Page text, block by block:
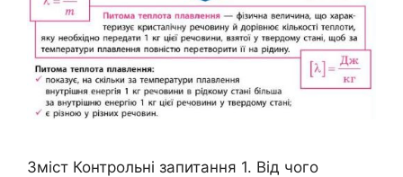
Зміст Контрольні запитання 1. Від чого